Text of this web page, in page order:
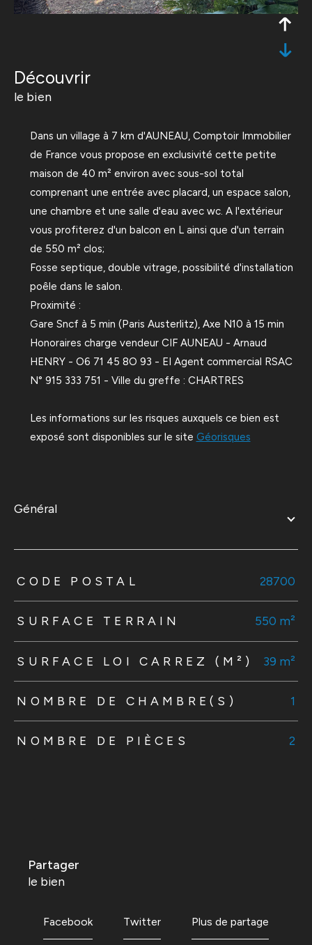
découvrir
le bien
Dans un village à 7 km d'AUNEAU, Comptoir Immobilier
de France vous propose en exclusivité cette petite
maison de 40 m² environ avec sous-sol total
comprenant une entrée avec placard, un espace salon,
une chambre et une salle d'eau avec wc. A l'extérieur
vous profiterez d'un balcon en L ainsi que d'un terrain
de 550 m² clos;
Fosse septique, double vitrage, possibilité d'installation
poêle dans le salon.
Proximité :
Gare Sncf à 5 min (Paris Austerlitz), Axe N10 à 15 min
Honoraires charge vendeur CIF AUNEAU - Arnaud
HENRY - O6 71 45 8O 93 - EI Agent commercial RSAC
N° 915 333 751 - Ville du greffe : CHARTRES
Les informations sur les risques auxquels ce bien est
exposé sont disponibles sur le site Géorisques
général
TRAD_ZEPHYR_Caracteristique TRAD_ZEPHYR_Valeurs
CODE POSTAL 28700
SURFACE TERRAIN 550 m²
SURFACE LOI CARREZ (M²) 39 m²
NOMBRE DE CHAMBRE(S) 1
NOMBRE DE PIÈCES 2
partager
le bien
Facebook Twitter Plus de partage